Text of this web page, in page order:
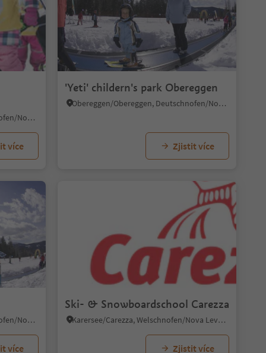
1/5
Obereggen/Obereggen, Deutschnofen/Nova Ponente, Dolomites Region Eggental
více
'Yeti' childern's park Obereggen
Obereggen/Obereggen, Deutschnofen/Nova Ponente, Dolomites Region Eggental
Zjistit více
Obereggen/Obereggen, Deutschnofen/Nova Ponente, Dolomites Region Eggental
více
Ski- & Snowboardschool Carezza
Karersee/Carezza, Welschnofen/Nova Levante, Dolomites Region Eggental
Zjistit více